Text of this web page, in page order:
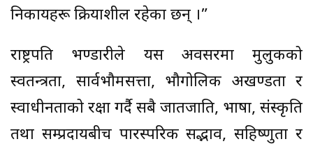
निकायहरू क्रियाशील रहेका छन् ।”
राष्ट्रपति भण्डारीले यस अवसरमा मुलुकको
स्वतन्त्रता, सार्वभौमसत्ता, भौगोलिक अखण्डता र
स्वाधीनताको रक्षा गर्दै सबै जातजाति, भाषा, संस्कृति
तथा सम्प्रदायबीच पारस्परिक सद्भाव, सहिष्णुता र